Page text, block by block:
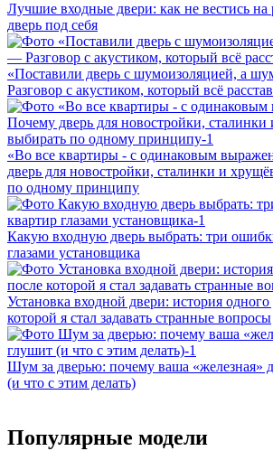
Лучшие входные двери: как не вестись на
дверь под себя
«Поставили дверь с шумоизоляцией, а
Разговор с акустиком, который всё
«Во все квартиры - с одинаковым
дверь для новостройки, сталинки и
по одному принципу
Какую входную дверь выбрать: три
глазами установщика
Установка входной двери: история
которой я стал задавать странные вопросы
Шум за дверью: почему ваша «железная»
(и что с этим делать)
Популярные модели